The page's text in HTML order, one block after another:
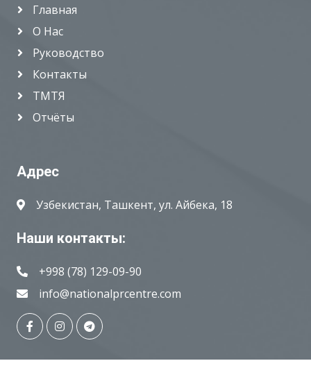
Главная
О Нас
Руководство
Контакты
ТМТЯ
Отчёты
Адрес
Узбекистан, Ташкент, ул. Айбека, 18
Наши контакты:
+998 (78) 129-09-90
info@nationalprcentre.com